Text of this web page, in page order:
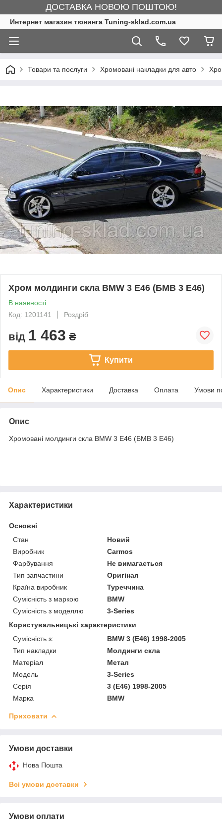
ДОСТАВКА НОВОЮ ПОШТОЮ!
Интернет магазин тюнинга Tuning-sklad.com.ua
Товари та послуги Хромовані накладки для авто
Хром молдинги скла BMW 3 E46 (БМВ 3 Е46)
В наявності
Код: 1201141
Роздріб
від 1 463 ₴
Купити
Опис Характеристики Доставка Оплата Умови
Опис
Хромовані молдинги скла BMW 3 E46 (БМВ 3 Е46)
Характеристики
Основні
Стан
Новий
Виробник
Carmos
Фарбування
Не вимагається
Тип запчастини
Оригінал
Країна виробник
Туреччина
Сумісність з маркою
BMW
Сумісність з моделлю
3-Series
Користувальницькі характеристики
Сумісність з:
BMW 3 (E46) 1998-2005
Тип накладки
Молдинги скла
Матеріал
Метал
Модель
3-Series
Серія
3 (E46) 1998-2005
Марка
BMW
Приховати
Умови доставки
Нова Пошта
Всі умови доставки
Умови оплати